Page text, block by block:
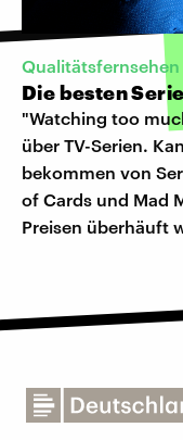
Qualitätsfernsehen
Die besten
"Watching too
über TV-Serien.
bekommen von
of Cards und Mad
Preisen überhäuft